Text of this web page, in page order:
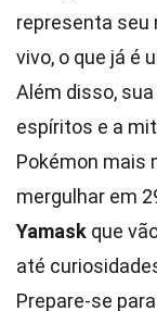
representa seu
vivo, o que já é
Além disso,
espíritos e a
Pokémon mais
mergulhar em
Yamask que
até
Prepare-se